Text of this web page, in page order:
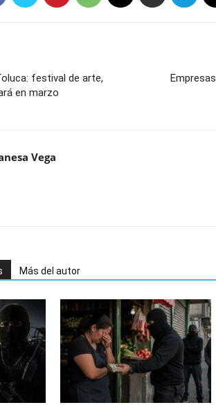
festival de arte,
en marzo
Vega
Más del autor